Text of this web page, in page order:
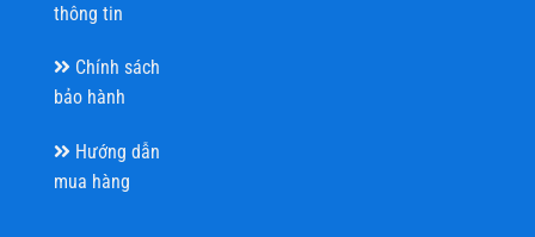
thông tin
Chính sách
bảo hành
Hướng dẫn
mua hàng